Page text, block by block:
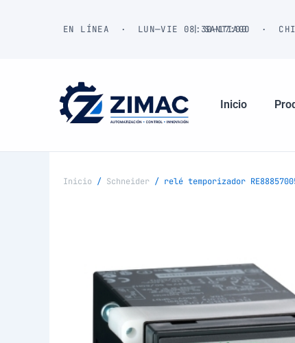
EN LÍNEA · LUN—VIE 08:30—17:00
| SANTIAGO ·
Inicio
Inicio / Schneider / relé temporizador